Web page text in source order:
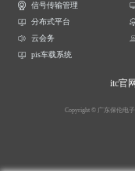
信号传输管理
分布式平台
云会务
pis车载系统
itc官网
Copyright © 广东保伦电